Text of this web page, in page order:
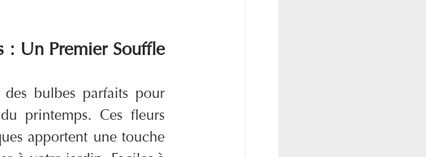
: Un Premier Souffle
des bulbes parfaits pour
printemps. Ces fleurs
apportent une touche